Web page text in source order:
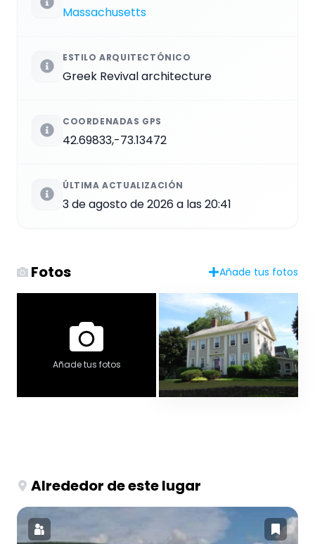
Massachusetts
ESTILO ARQUITECTÓNICO
Greek Revival architecture
COORDENADAS GPS
42.69833,-73.13472
ÚLTIMA ACTUALIZACIÓN
3 de agosto de 2026 a las 20:41
Fotos Añade tus fotos
Añade tus fotos
Alrededor de este lugar